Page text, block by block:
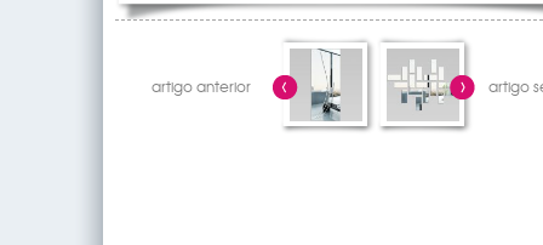
artigo anterior artigo